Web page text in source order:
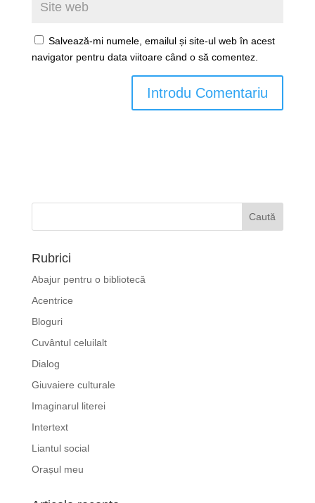
Salvează-mi numele, emailul și site-ul web în acest
navigator pentru data viitoare când o să comentez.
Rubrici
Abajur pentru o bibliotecă
Acentrice
Bloguri
Cuvântul celuilalt
Dialog
Giuvaiere culturale
Imaginarul literei
Intertext
Liantul social
Orașul meu